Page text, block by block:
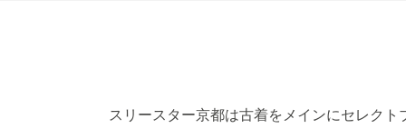
スリースター京都は古着をメインにセレク